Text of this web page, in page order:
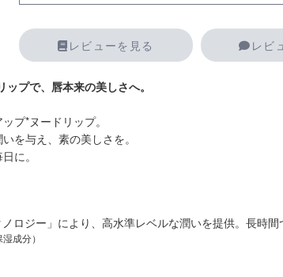
レビューを見る レビ
プで、唇本来の美しさへ。
プ*ヌードリップ。
を与え、素の美しさを。
に。
ジー」により、高水準レベルな潤いを提供。長時間
成分）